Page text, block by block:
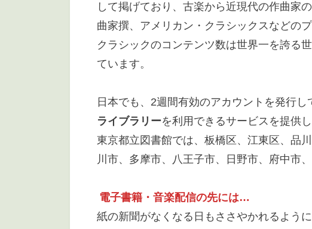
して掲げており、古楽から近現代の作曲家
曲家撰、アメリカン・クラシックスなどの
クラシックのコンテンツ数は世界一を誇る
ています。
日本でも、2週間有効のアカウントを発行し
ライブラリーを利用できるサービスを提供
東京都立図書館では、板橋区、江東区、品
川市、多摩市、八王子市、日野市、府中市
電子書籍・音楽配信の先には…
紙の新聞がなくなる日もささやかれるよう